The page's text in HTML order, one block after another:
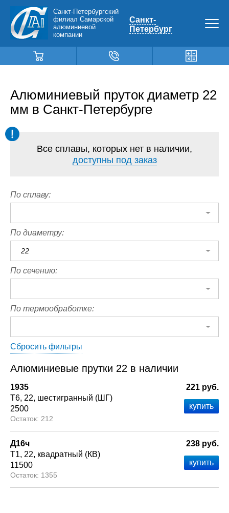
Санкт-Петербургский
филиал Самарской
алюминиевой
компании
Санкт-
Петербург
Алюминиевый пруток диаметр 22
мм в Санкт-Петербурге
Все сплавы, которых нет в наличии,
доступны под заказ
По сплаву:
По диаметру:
22
По сечению:
По термообработке:
Сбросить фильтры
Алюминиевые прутки 22 в наличии
1935
Т6 22 шестигранный (ШГ)
2500
212
221 руб.
Д16ч
Т1 22 квадратный (КВ)
11500
1355
238 руб.